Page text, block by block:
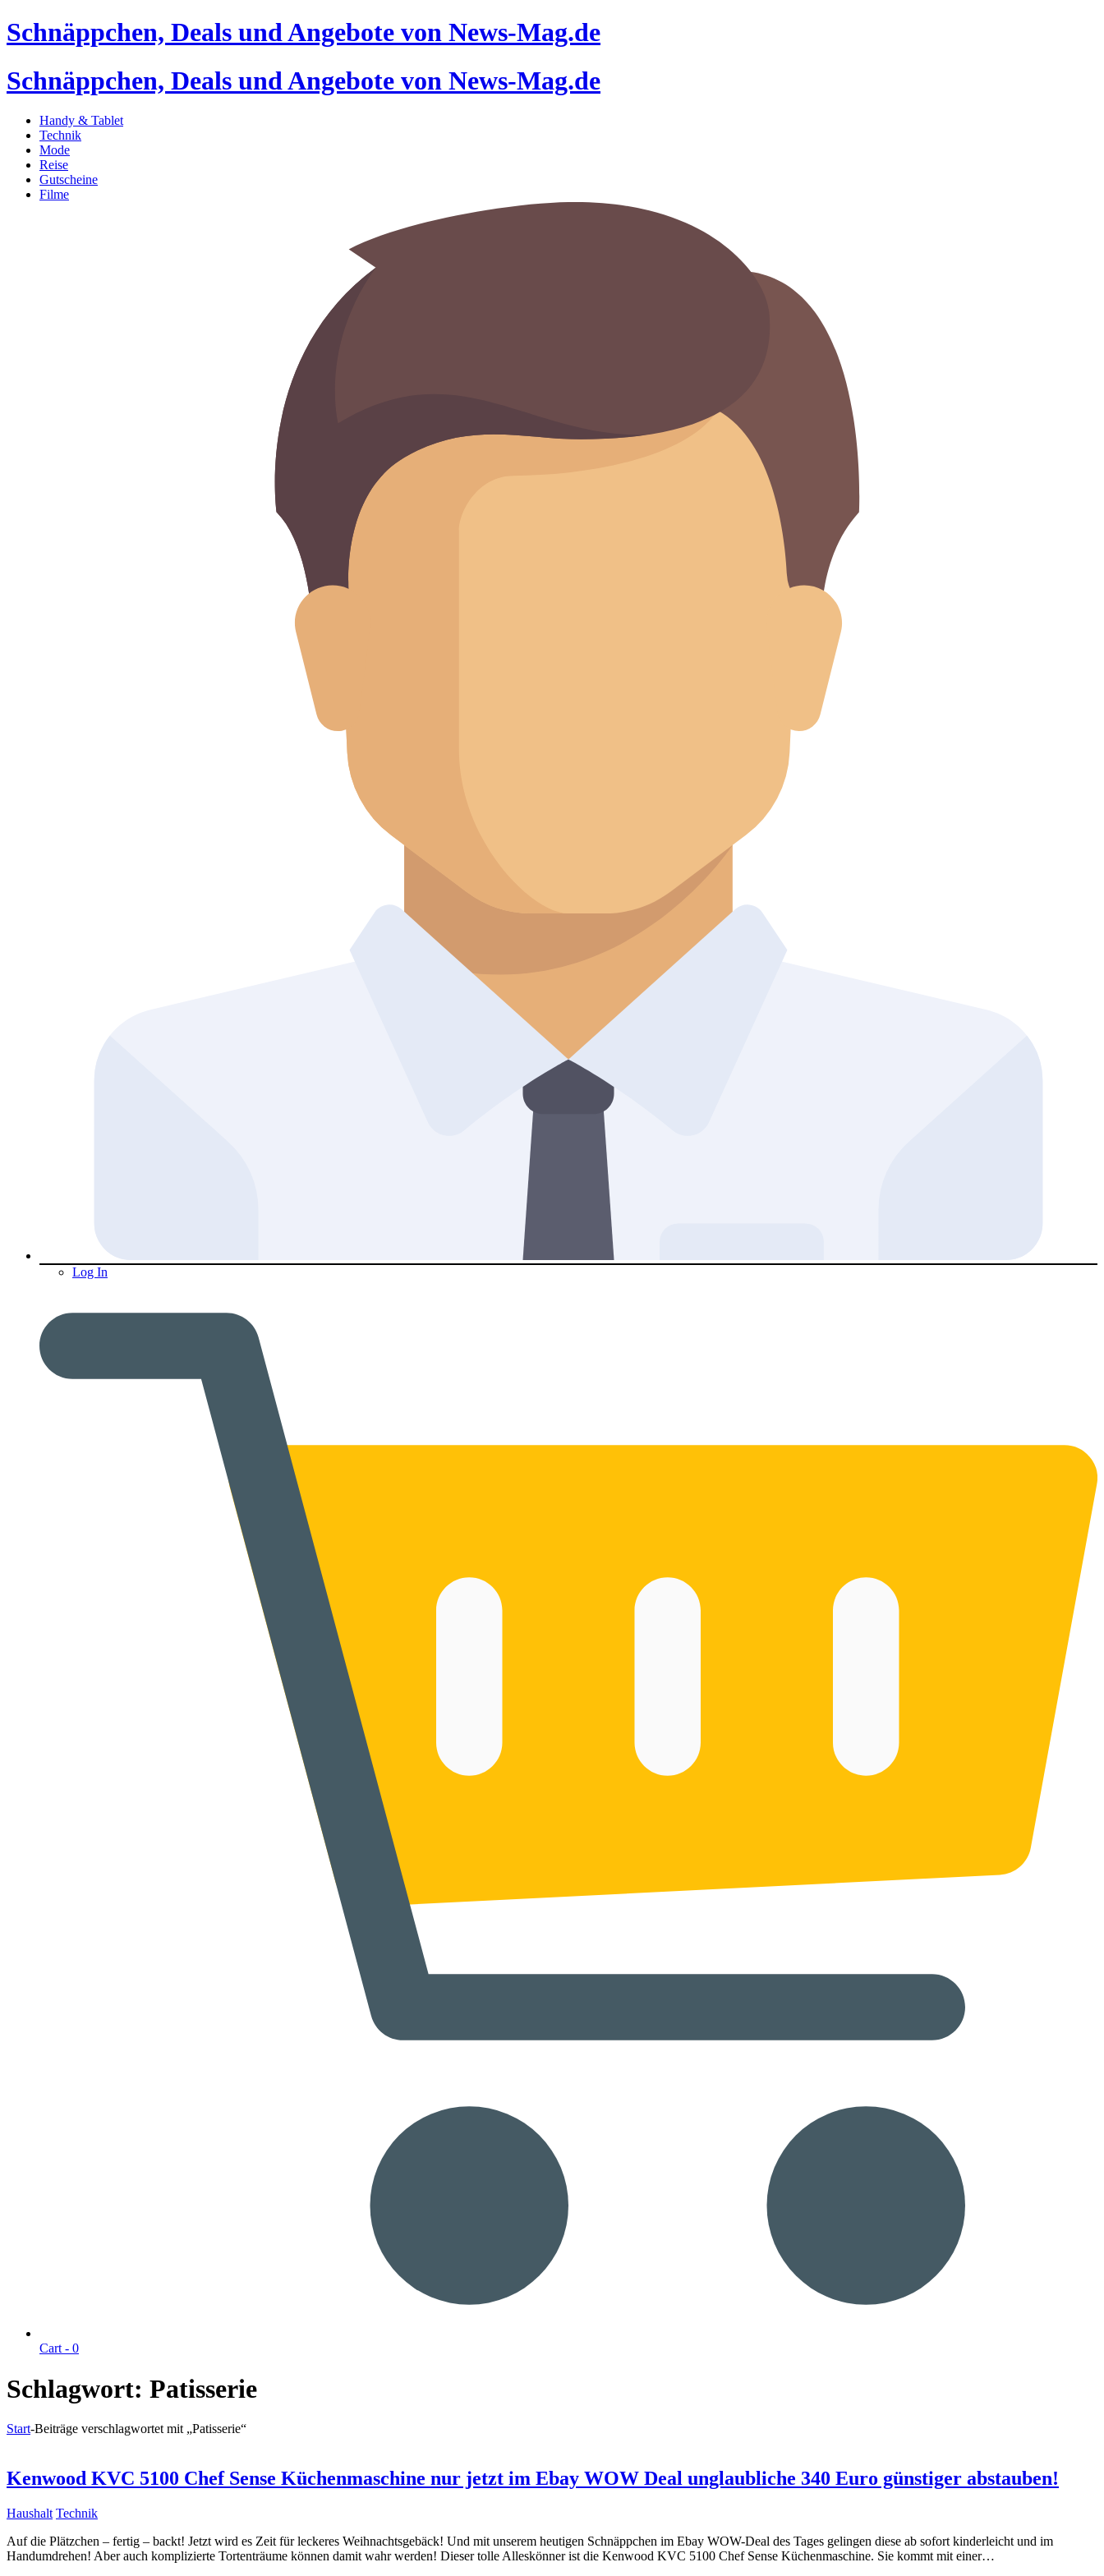
Schnäppchen, Deals und Angebote von News-Mag.de
Schnäppchen, Deals und Angebote von News-Mag.de
Handy & Tablet
Technik
Mode
Reise
Gutscheine
Filme
Log In
Cart - 0
Schlagwort: Patisserie
Start-Beiträge verschlagwortet mit „Patisserie“
Kenwood KVC 5100 Chef Sense Küchenmaschine nur jetzt im Ebay WOW Deal unglaubliche 340 Euro günstiger abstauben!
Haushalt Technik
Auf die Plätzchen – fertig – backt! Jetzt wird es Zeit für leckeres Weihnachtsgebäck! Und mit unserem heutigen Schnäppchen im Ebay WOW-Deal des Tages gelingen diese ab sofort kinderleicht und im
Handumdrehen! Aber auch komplizierte Tortenträume können damit wahr werden! Dieser tolle Alleskönner ist die Kenwood KVC 5100 Chef Sense Küchenmaschine. Sie kommt mit einer…